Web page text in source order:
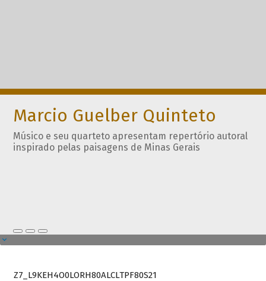
Marcio Guelber Quinteto
Músico e seu quarteto apresentam repertório autoral
inspirado pelas paisagens de Minas Gerais
Z7_L9KEH4O0LORH80ALCLTPF80S21